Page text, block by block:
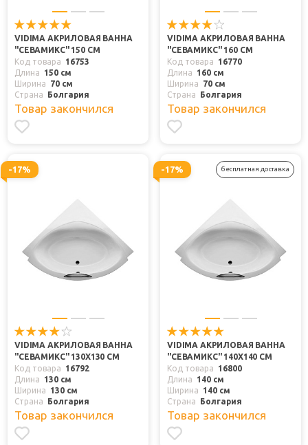
VIDIMA АКРИЛОВАЯ ВАННА
"СЕВАМИКС" 150 СМ
Код товара
16753
Длина
150 см
Ширина
70 см
Страна
Болгария
Товар закончился
VIDIMA АКРИЛОВАЯ ВАННА
"СЕВАМИКС" 160 СМ
Код товара
16770
Длина
160 см
Ширина
70 см
Страна
Болгария
Товар закончился
-17%
VIDIMA АКРИЛОВАЯ ВАННА
"СЕВАМИКС" 130X130 СМ
Код товара
16792
Длина
130 см
Ширина
130 см
Страна
Болгария
Товар закончился
-17% бесплатная доставка
VIDIMA АКРИЛОВАЯ ВАННА
"СЕВАМИКС" 140X140 СМ
Код товара
16800
Длина
140 см
Ширина
140 см
Страна
Болгария
Товар закончился